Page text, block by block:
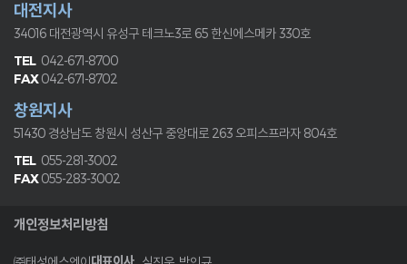
대전지사
34016 대전광역시 유성구 테크노3로 65 한신에스메카 330호
042-671-8700
042-671-8702
창원지사
51430 경상남도 창원시 성산구 중앙대로 263오피스프라자 804호
055-281-3002
055-283-3002
개인정보처리방침